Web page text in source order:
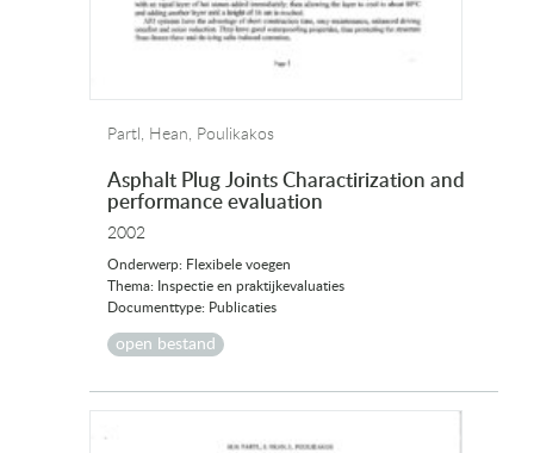
Partl, Hean, Poulikakos
Asphalt Plug Joints Charactirization and
performance evaluation
2002
Onderwerp: Flexibele voegen
Thema: Inspectie en praktijkevaluaties
Documenttype: Publicaties
open bestand